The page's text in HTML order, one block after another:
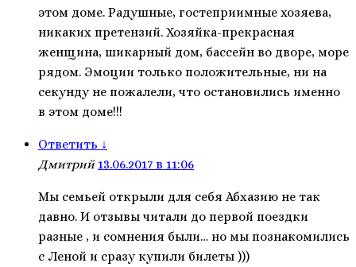
этом доме. Радушные, гостеприимные хозяева,
никаких претензий. Хозяйка-прекрасная
женщина, шикарный дом, бассейн во дворе, море
рядом. Эмоции только положительные, ни на
секунду не пожалели, что остановились именно
в этом доме!!!
Ответить ↓
Дмитрий13.06.2017 в 11:06
Мы семьей открыли для себя Абхазию не так
давно. И отзывы читали до первой поездки
разные , и сомнения были… но мы познакомились
с Леной и сразу купили билеты )))